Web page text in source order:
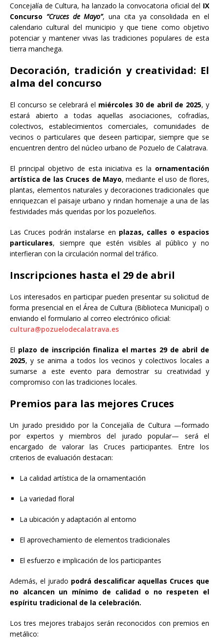
Concejalía de Cultura, ha lanzado la convocatoria oficial del IX
Concurso “Cruces de Mayo”, una cita ya consolidada en el
calendario cultural del municipio y que tiene como objetivo
potenciar y mantener vivas las tradiciones populares de esta
tierra manchega.
Decoración, tradición y creatividad: El
alma del concurso
El concurso se celebrará el miércoles 30 de abril de 2025, y
estará abierto a todas aquellas asociaciones, cofradías,
colectivos, establecimientos comerciales, comunidades de
vecinos o particulares que deseen participar, siempre que se
encuentren dentro del núcleo urbano de Pozuelo de Calatrava.
El principal objetivo de esta iniciativa es la ornamentación
artística de las Cruces de Mayo, mediante el uso de flores,
plantas, elementos naturales y decoraciones tradicionales que
enriquezcan el paisaje urbano y rindan homenaje a una de las
festividades más queridas por los pozueleños.
Las Cruces podrán instalarse en plazas, calles o espacios
particulares, siempre que estén visibles al público y no
interfieran con la circulación normal del tráfico.
Inscripciones hasta el 29 de abril
Los interesados en participar pueden presentar su solicitud de
forma presencial en el Área de Cultura (Biblioteca Municipal) o
enviando el formulario al correo electrónico oficial:
cultura@pozuelodecalatrava.es
El plazo de inscripción finaliza el martes 29 de abril de
2025, y se anima a todos los vecinos y colectivos locales a
sumarse a este evento para demostrar su creatividad y
compromiso con las tradiciones locales.
Premios para las mejores Cruces
Un jurado presidido por la Concejalía de Cultura —formado
por expertos y miembros del jurado popular— será el
encargado de valorar las Cruces participantes. Entre los
criterios de evaluación destacan:
La calidad artística de la ornamentación
La variedad floral
La ubicación y adaptación al entorno
El aprovechamiento de elementos tradicionales
El esfuerzo e implicación de los participantes
Además, el jurado podrá descalificar aquellas Cruces que
no alcancen un mínimo de calidad o no respeten el
espíritu tradicional de la celebración.
Los tres mejores trabajos serán reconocidos con premios en
metálico: